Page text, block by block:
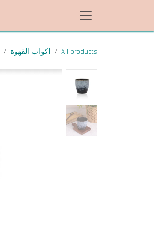
All products اكواب القهوة